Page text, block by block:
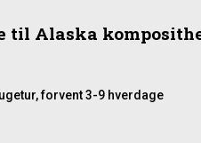
til Alaska
forvent 3-9 hverdage